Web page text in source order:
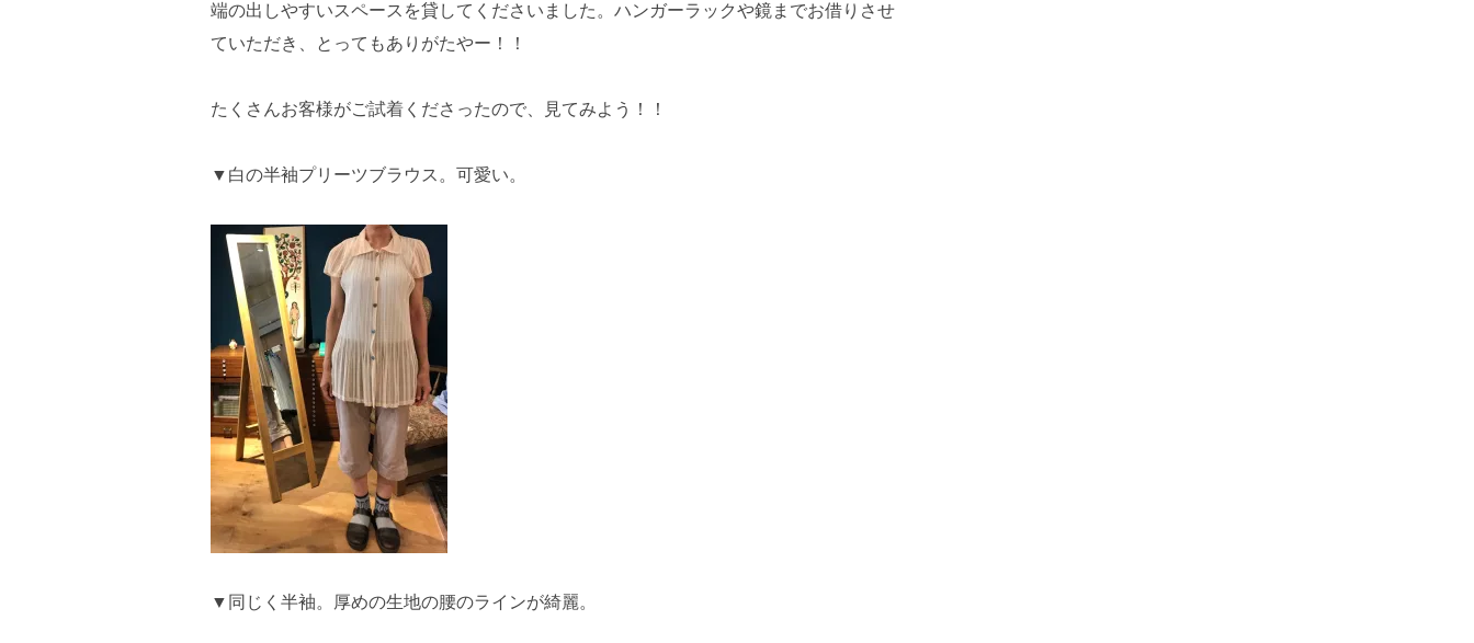
端の出しやすいスペースを貸してくださいました。ハンガーラックや鏡までお借りさせ
ていただき、とってもありがたやー！！
たくさんお客様がご試着くださったので、見てみよう！！
▼白の半袖プリーツブラウス。可愛い。
▼同じく半袖。厚めの生地の腰のラインが綺麗。